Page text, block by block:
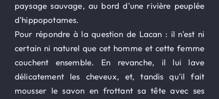
paysage sauvage, au bord d'une rivière peuplée
d'hippopotames.
Pour répondre à la question de Lacan : il n'est ni
certain ni naturel que cet homme et cette femme
couchent ensemble. En revanche, il lui lave
délicatement les cheveux, et, tandis qu'il fait
mousser le savon en frottant sa tête avec ses